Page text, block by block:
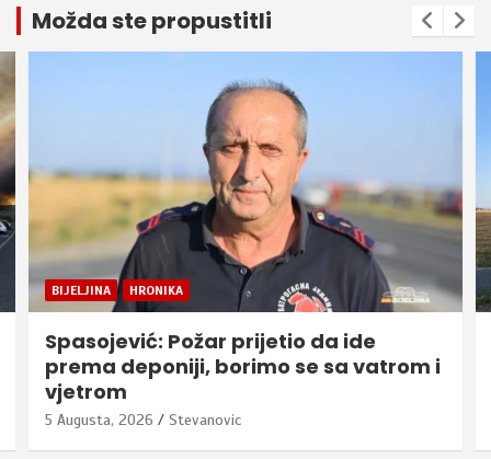
Možda ste propustitli
BIJELJINA HRONIKA
Spasojević: Požar prijetio da ide
prema deponiji, borimo se sa vatrom i
vjetrom
5 Augusta, 2026 Stevanovic